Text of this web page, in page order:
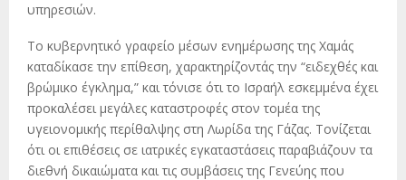
υπηρεσιών.
Το κυβερνητικό γραφείο μέσων ενημέρωσης της Χαμάς
καταδίκασε την επίθεση, χαρακτηρίζοντάς την “ειδεχθές και
βρώμικο έγκλημα,” και τόνισε ότι το Ισραήλ εσκεμμένα έχει
προκαλέσει μεγάλες καταστροφές στον τομέα της
υγειονομικής περίθαλψης στη Λωρίδα της Γάζας. Τονίζεται
ότι οι επιθέσεις σε ιατρικές εγκαταστάσεις παραβιάζουν τα
διεθνή δικαιώματα και τις συμβάσεις της Γενεύης που